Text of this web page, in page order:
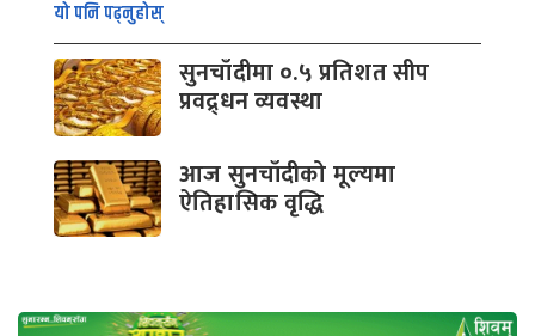
यो पनि पढ्नुहोस्
सुनचाँदीमा ०.५ प्रतिशत सीप
प्रवद्र्धन व्यवस्था
आज सुनचाँदीको मूल्यमा
ऐतिहासिक वृद्धि